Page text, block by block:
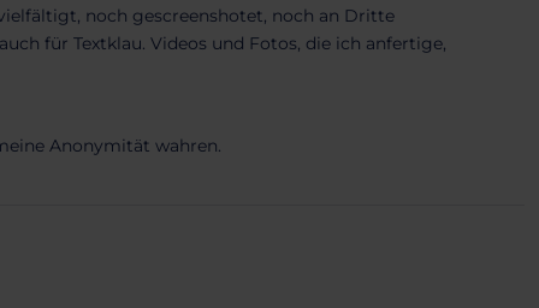
noch gescreenshotet, noch an Dritte
für Textklau. Videos und Fotos, die ich anfertige,
Anonymität wahren.